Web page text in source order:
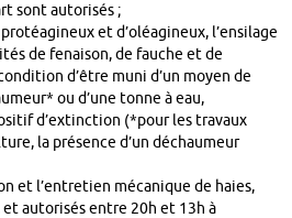
sont autorisés ;
et d’oléagineux, l’ensilage
de fenaison, de fauche et de
d’être muni d’un moyen de
ou d’une tonne à eau,
d’extinction (*pour les travaux
la présence d’un déchaumeur
et l’entretien mécanique de haies,
autorisés entre 20h et 13h à